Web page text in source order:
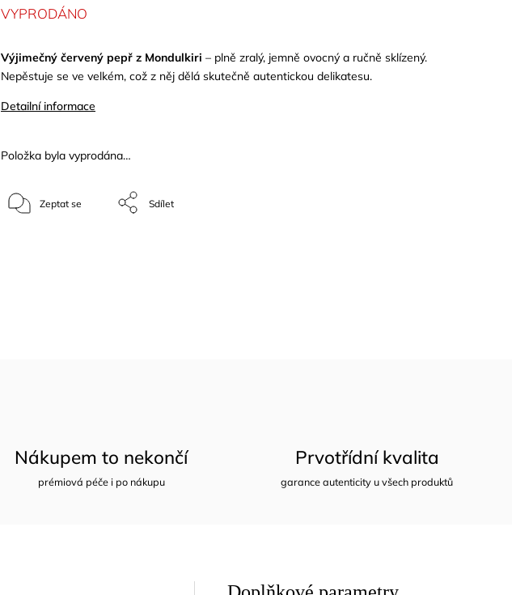
Výjimečný červený pepř z Mondulkiri – plně zralý, jemně ovocný a ručně sklízený.
Nepěstuje se ve velkém, což z něj dělá skutečně autentickou delikatesu.
Detailní informace
Položka byla vyprodána…
VYPRODÁNO
Zeptat se Sdílet
Nákupem to nekončí
prémiová péče i po nákupu
Prvotřídní kvalita
garance autenticity u všech produktů